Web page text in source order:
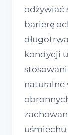
odżywiać
barierę
kondycji
naturalne